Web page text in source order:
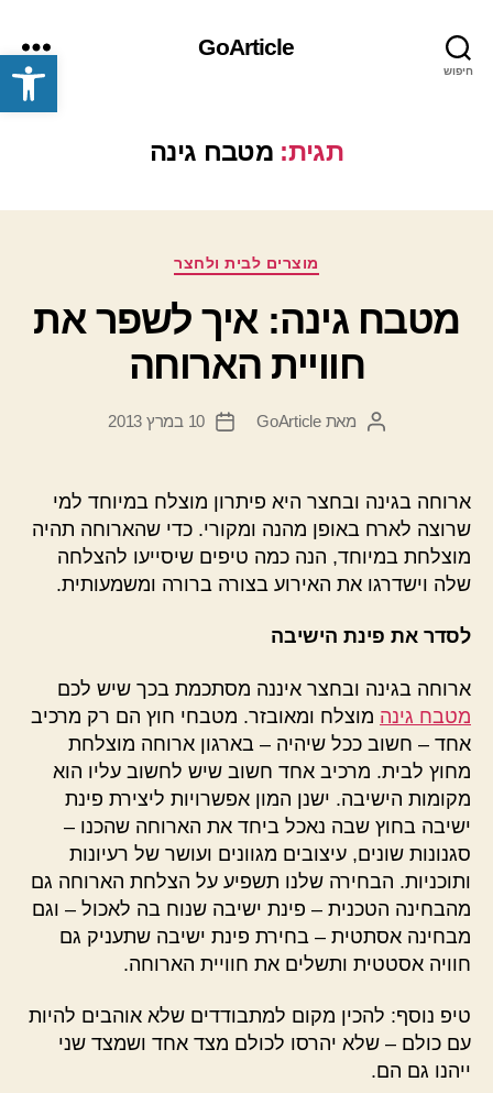
פתח סרגל נגישות חיפוש
GoArticle
תפריט
תגית: מטבח גינה
קטגוריות
מוצרים לבית ולחצר
מטבח גינה: איך לשפר את
חוויית הארוחה
המחבר
מאתGoArticle
תאריך
10 במרץ 2013
ארוחה בגינה ובחצר היא פיתרון מוצלח במיוחד למי
שרוצה לארח באופן מהנה ומקורי. כדי שהארוחה תהיה
מוצלחת במיוחד, הנה כמה טיפים שיסייעו להצלחה
שלה וישדרגו את האירוע בצורה ברורה ומשמעותית.
לסדר את פינת הישיבה
ארוחה בגינה ובחצר איננה מסתכמת בכך שיש לכם
מטבח גינה מוצלח ומאובזר. מטבחי חוץ הם רק מרכיב
אחד – חשוב ככל שיהיה – בארגון ארוחה מוצלחת
מחוץ לבית. מרכיב אחד חשוב שיש לחשוב עליו הוא
מקומות הישיבה. ישנן המון אפשרויות ליצירת פינת
ישיבה בחוץ שבה נאכל ביחד את הארוחה שהכנו –
סגנונות שונים, עיצובים מגוונים ועושר של רעיונות
ותוכניות. הבחירה שלנו תשפיע על הצלחת הארוחה גם
מהבחינה הטכנית – פינת ישיבה שנוח בה לאכול – וגם
מבחינה אסתטית – בחירת פינת ישיבה שתעניק גם
חוויה אסטטית ותשלים את חוויית הארוחה.
טיפ נוסף: להכין מקום למתבודדים שלא אוהבים להיות
עם כולם – שלא יהרסו לכולם מצד אחד ושמצד שני
ייהנו גם הם.